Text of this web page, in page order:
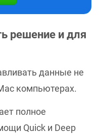
решение и для
данные не
компьютерах.
полное
Quick и Deep